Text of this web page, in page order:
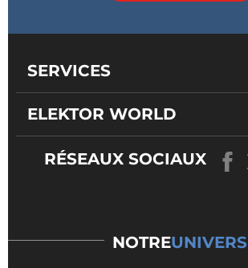
SERVICES
ELEKTOR WORLD
RÉSEAUX SOCIAUX
NOTREUNIVERS